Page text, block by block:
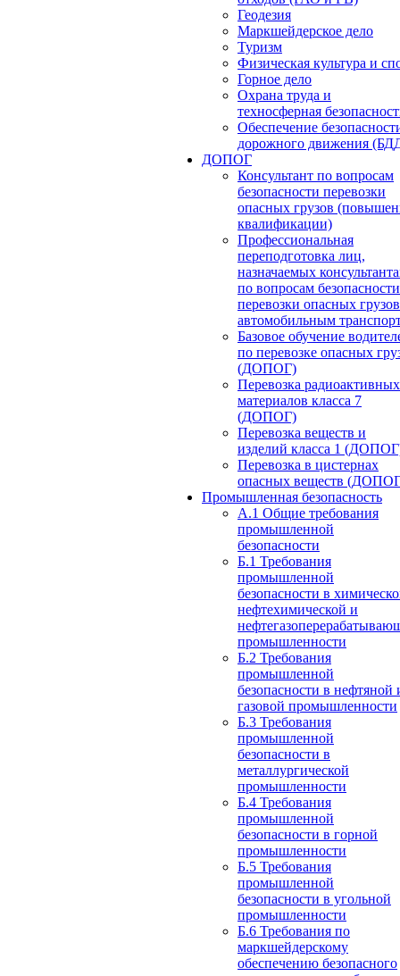
Геодезия
Маркшейдерское дело
Туризм
Физическая культура и
Горное дело
Охрана труда и
техносферная
Обеспечение
дорожного движения
ДОПОГ
Консультант по вопросам
безопасности перевозки
опасных грузов
квалификации)
Профессиональная
переподготовка лиц,
назначаемых
по вопросам безопасности
перевозки опасных грузов
автомобильным
Базовое обучение
по перевозке опасных
(ДОПОГ)
Перевозка радиоактивных
материалов класса 7
(ДОПОГ)
Перевозка веществ и
изделий класса 1
Перевозка в цистернах
опасных веществ
Промышленная безопасность
А.1 Общие требования
промышленной
безопасности
Б.1 Требования
промышленной
безопасности в
нефтехимической и
промышленности
Б.2 Требования
промышленной
безопасности в нефтяной
газовой промышленности
Б.3 Требования
промышленной
безопасности в
металлургической
промышленности
Б.4 Требования
промышленной
безопасности в горной
промышленности
Б.5 Требования
промышленной
безопасности в угольной
промышленности
Б.6 Требования по
маркшейдерскому
обеспечению безопасного